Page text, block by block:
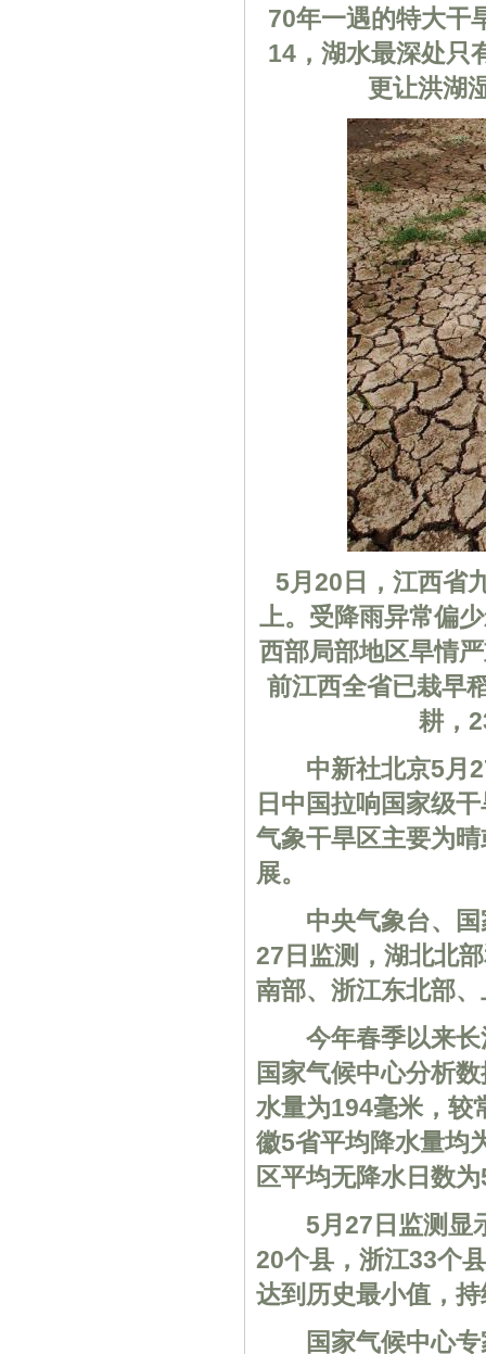
70年一遇的特大干
14，湖水最深处只
更让洪湖
5月20日，江西省
上。受降雨异常偏
西部局部地区旱情
前江西全省已栽早
耕，
中新社北京5月27
日中国拉响国家级
气象干旱区主要为
展。
中央气象台、国
27日监测，湖北北
南部、浙江东北部
今年春季以来长
国家气候中心分析
水量为194毫米，较
徽5省平均降水量均
区平均无降水日数
5月27日监测显示
20个县，浙江33个
达到历史最小值，
国家气候中心专